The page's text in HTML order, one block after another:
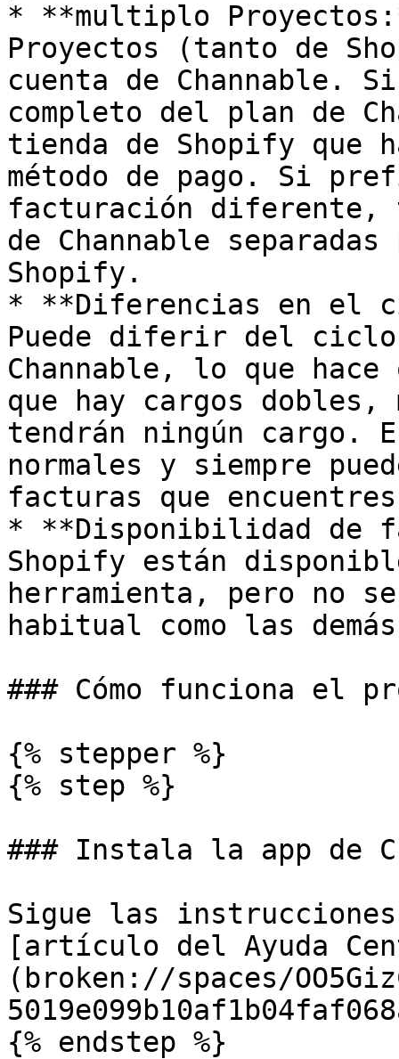
* **multiplo
Proyectos (tanto de
cuenta de Channable.
completo del plan de
tienda de Shopify que
método de pago. Si
facturación diferente,
de Channable
Shopify.
* **Diferencias en el
Puede diferir del
Channable, lo que hace
que hay cargos dobles,
tendrán ningún cargo.
normales y siempre
facturas que
* **Disponibilidad de
Shopify están
herramienta, pero no
habitual como las
### Cómo funciona el
{% stepper %}
{% step %}
### Instala la app de
Sigue las
[artículo del Ayuda
(broken://spaces/
{% endstep %}